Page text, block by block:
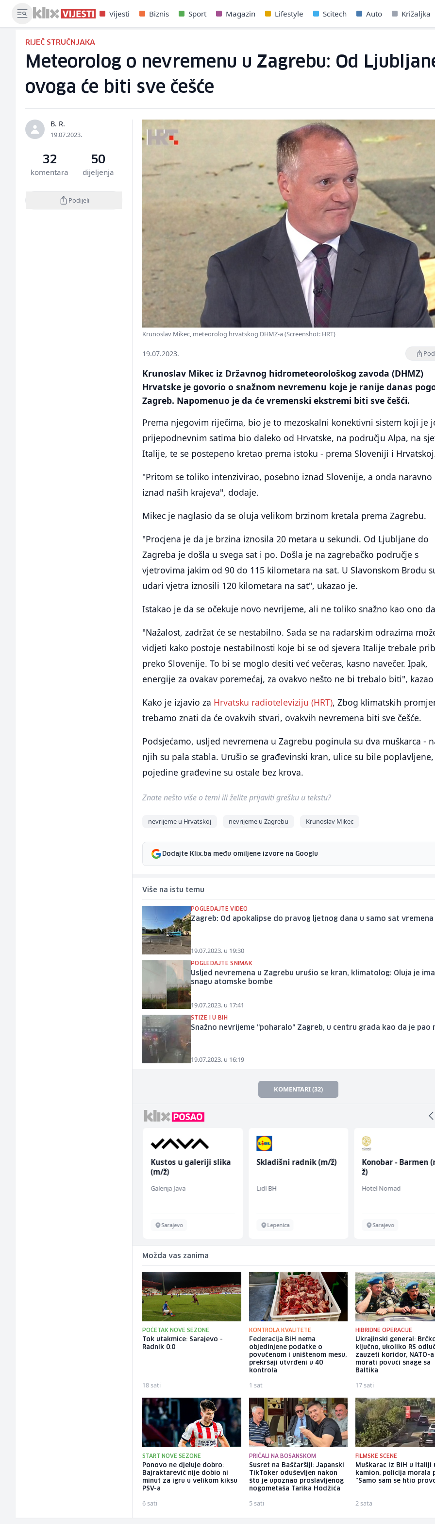
Vijesti Biznis Sport Magazin Lifestyle Scitech Auto Križaljka
RIJEČ STRUČNJAKA
Meteorolog o nevremenu u Zagrebu: Od
ovoga će biti sve češće
B. R.
19.07.2023.
32
komentara
50
dijeljenja
Podijeli
Krunoslav Mikec, meteorolog hrvatskog DHMZ-a (Screenshot: HRT)
19.07.2023.
Krunoslav Mikec iz Državnog hidrometeorološkog zavoda (DHMZ)
Hrvatske je govorio o snažnom nevremenu koje je ranije danas
Zagreb. Napomenuo je da će vremenski ekstremi biti sve češći.
Prema njegovim riječima, bio je to mezoskalni konektivni sistem koji je
prijepodnevnim satima bio daleko od Hrvatske, na području Alpa, na
Italije, te se postepeno kretao prema istoku - prema Sloveniji i
"Pritom se toliko intenzivirao, posebno iznad Slovenije, a onda naravno
iznad naših krajeva", dodaje.
Mikec je naglasio da se oluja velikom brzinom kretala prema Zagrebu.
"Procjena je da je brzina iznosila 20 metara u sekundi. Od Ljubljane do
Zagreba je došla u svega sat i po. Došla je na zagrebačko područje s
vjetrovima jakim od 90 do 115 kilometara na sat. U Slavonskom Brodu
udari vjetra iznosili 120 kilometara na sat", ukazao je.
Istakao je da se očekuje novo nevrijeme, ali ne toliko snažno kao ono
"Nažalost, zadržat će se nestabilno. Sada se na radarskim odrazima
vidjeti kako postoje nestabilnosti koje bi se od sjevera Italije trebale
preko Slovenije. To bi se moglo desiti već večeras, kasno navečer. Ipak,
energije za ovakav poremećaj, za ovakvo nešto ne bi trebalo biti",
Kako je izjavio za Hrvatsku radioteleviziju (HRT), Zbog klimatskih
trebamo znati da će ovakvih stvari, ovakvih nevremena biti sve češće.
Podsjećamo, usljed nevremena u Zagrebu poginula su dva muškarca -
njih su pala stabla. Urušio se građevinski kran, ulice su bile poplavljene,
pojedine građevine su ostale bez krova.
Znate nešto više o temi ili želite prijaviti grešku u tekstu?
nevrijeme u Hrvatskoj nevrijeme u Zagrebu Krunoslav Mikec
Dodajte Klix.ba među omiljene izvore na Googlu
Više na istu temu
POGLEDAJTE VIDEO
Zagreb: Od apokalipse do pravog ljetnog dana u samo sat vremena
19.07.2023. u 19:30
POGLEDAJTE SNIMAK
Usljed nevremena u Zagrebu urušio se kran, klimatolog: Oluja je
snagu atomske bombe
19.07.2023. u 17:41
STIŽE I U BIH
Snažno nevrijeme "poharalo" Zagreb, u centru grada kao da je pao
19.07.2023. u 16:19
KOMENTARI (32)
Kustos u galeriji slika
(m/ž)
Galerija Java
Sarajevo
Skladišni radnik (m/ž)
Lidl BH
Lepenica
Konobar - Barmen
ž)
Hotel Nomad
Sarajevo
Možda vas zanima
POČETAK NOVE SEZONE
Tok utakmice: Sarajevo -
Radnik 0:0
18 sati
KONTROLA KVALITETE
Federacija BiH nema
objedinjene podatke o
povučenom i uništenom mesu,
prekršaji utvrđeni u 40
kontrola
1 sat
HIBRIDNE OPERACIJE
Ukrajinski general:
ključno, ukoliko RS
zauzeti koridor, NATO-a
morati povući snage sa
Baltika
17 sati
START NOVE SEZONE
Ponovo ne djeluje dobro:
Bajraktarević nije dobio ni
minut za igru u velikom kiksu
PSV-a
6 sati
PRIČALI NA BOSANSKOM
Susret na Baščaršiji: Japanski
TikToker oduševljen nakon
što je upoznao proslavljenog
nogometaša Tarika Hodžića
5 sati
FILMSKE SCENE
Muškarac iz BiH u Italiji
kamion, policija morala
"Samo sam se htio
2 sata